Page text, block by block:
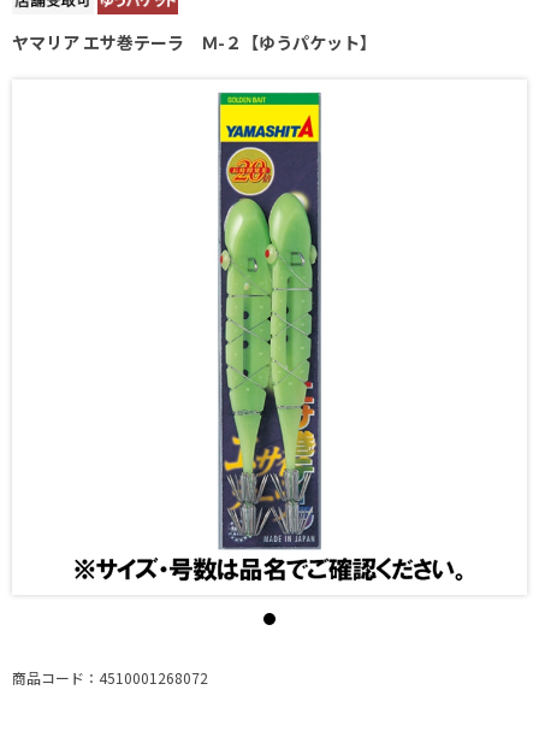
ヤマリア エサ巻テーラ Ｍ-２【ゆうパケット】
商品コード：4510001268072